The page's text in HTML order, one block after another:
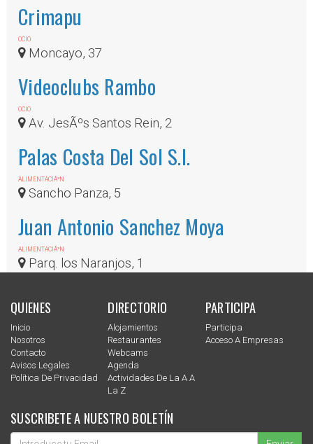
Crimapu
OCIO
Moncayo, 37
Videoclubs Rambo
OCIO
Av. JesÃºs Santos Rein, 2
Palas Costa Del Sol S.l.
ALIMENTACIÃ³N
Sancho Panza, 5
Juan Antonio Sanchez Moya
ALIMENTACIÃ³N
Parq. los Naranjos, 1
QUIENES
Inicio
Nosotros
Contacto
Avisos Legales
Política De Privacidad
DIRECTORIO
Alojamientos
Restaurantes
Webcams
Agenda
Actividades De La A A
La Z
PARTICIPA
Participa
Acceso A Empresas
SUSCRIBETE A NUESTRO BOLETÍN